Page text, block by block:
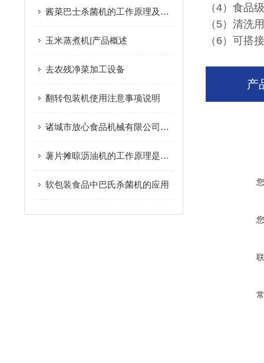
酱菜巴士杀菌机的工作原理及特点
玉米蒸煮机|产品概述
去农残净菜加工设备
翻转包装机使用注意事项说明
诸城市放心食品机械有限公司风干机工作原理及注意事项
薯片摊晾沥油机的工作原理是什么
软包装食品中巴氏杀菌机的应用
（4）食品
（5）清洗
（6）可搭
产